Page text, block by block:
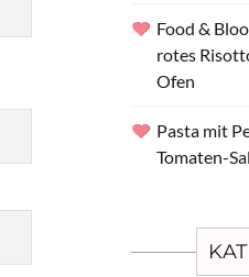
Food &
rotes
Ofen
Pasta mit
Tomaten-